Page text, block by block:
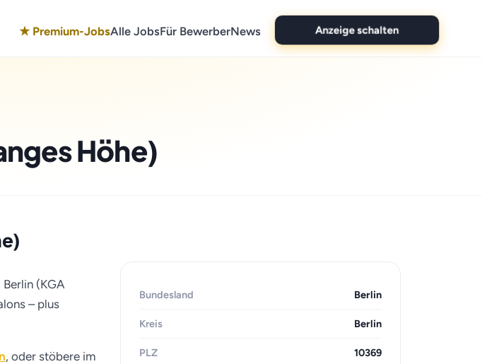
★ Premium-JobsAlle JobsFür BewerberNews Anzeige schalten
Höhe)
(KGA
– plus
, oder stöbere im
Bundesland Berlin
Kreis Berlin
PLZ 10369